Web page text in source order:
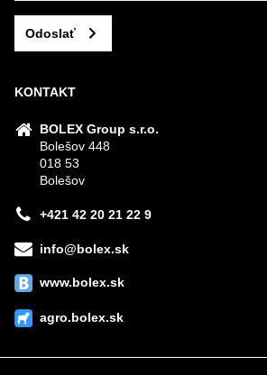
Odoslať
KONTAKT
BOLEX Group s.r.o.
Bolešov 448
018 53
Bolešov
+421 42 20 21 22 9
info@bolex.sk
www.bolex.sk
agro.bolex.sk